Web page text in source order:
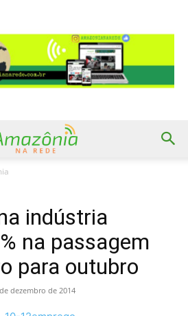
indústria
na passagem
para outubro
dezembro de 2014